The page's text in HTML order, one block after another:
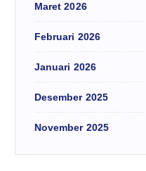
Maret 2026
Februari 2026
Januari 2026
Desember 2025
November 2025